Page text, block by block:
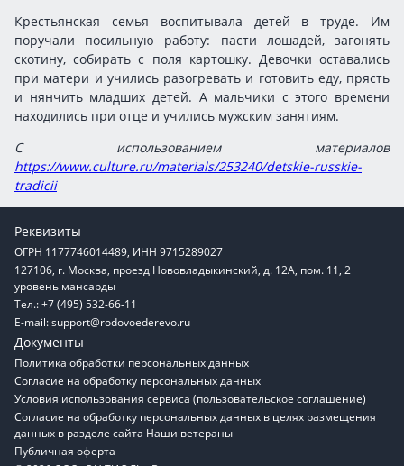
Крестьянская семья воспитывала детей в труде. Им
поручали посильную работу: пасти лошадей, загонять
скотину, собирать с поля картошку. Девочки оставались
при матери и учились разогревать и готовить еду, прясть
и нянчить младших детей. А мальчики с этого времени
находились при отце и учились мужским занятиям.
С использованием материалов
https://www.culture.ru/materials/253240/detskie-russkie-
tradicii
Реквизиты
ОГРН 1177746014489, ИНН 9715289027
127106, г. Москва, проезд Нововладыкинский, д. 12А, пом. 11, 2
уровень мансарды
Тел.: +7 (495) 532-66-11
E-mail:support@rodovoederevo.ru
Документы
Политика обработки персональных данных
Согласие на обработку персональных данных
Условия использования сервиса (пользовательское соглашение)
Согласие на обработку персональных данных в целях размещения
данных в разделе сайта Наши ветераны
Публичная оферта